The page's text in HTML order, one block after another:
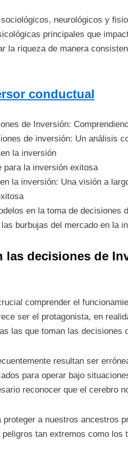
neurológicos y
principales que
la riqueza de manera
conductual
de Inversión:
de inversión: Un análisis
la inversión
para la inversión exitosa
la inversión: Una visión a
en la toma de decisiones
burbujas del mercado en la
las decisiones de
comprender el
ser el protagonista, en
las que toman las
resultan ser
para operar bajo
reconocer que el cerebro
a nuestros ancestros
tan extremos como